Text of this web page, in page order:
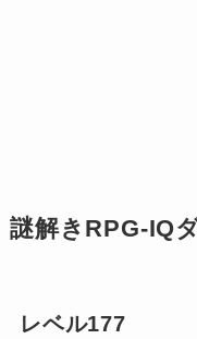
謎解きRPG-IQ
レベル177